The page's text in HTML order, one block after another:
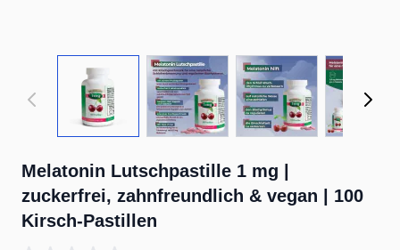
View larger imageView larger imageView larger image
Melatonin Lutschpastille 1 mg |
zuckerfrei, zahnfreundlich & vegan | 100
Kirsch-Pastillen